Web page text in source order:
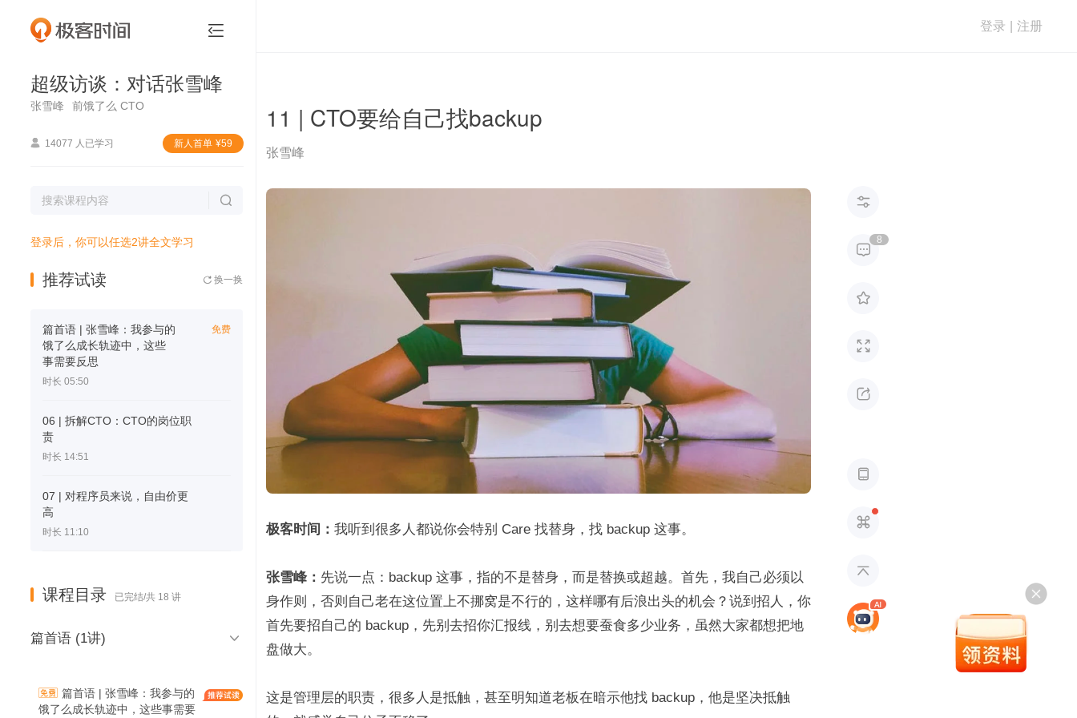

超级访谈：对话张雪峰
张雪峰 前饿了么 CTO
 14077 人已学习 新⼈⾸单 ¥59

登录后，你可以任选2讲全文学习
推荐试读  换一换
篇首语 | 张雪峰：我参与的
饿了么成长轨迹中，这些
事需要反思
时长 05:50
免费
06 | 拆解CTO：CTO的岗位职
责
时长 14:51
07 | 对程序员来说，自由价更
高
时长 11:10
课程目录 已完结/共 18 讲
篇首语 (1讲) 
篇首语 | 张雪峰：我参与的
饿了么成长轨迹中，这些事需要
 超级访谈：对话张雪峰 登录 注册
11 | CTO要给自己找backup
张雪峰
极客时间： 我听到很多人都说你会特别 Care 找替身，找 backup 这事。
张雪峰： 先说一点：backup 这事，指的不是替身，而是替换或超越。首先，我自己必须以
身作则，否则自己老在这位置上不挪窝是不行的，这样哪有后浪出头的机会？说到招人，你
首先要招自己的 backup，先别去招你汇报线，别去想要蚕食多少业务，虽然大家都想把地
盘做大。
这是管理层的职责，很多人是抵触，甚至明知道老板在暗示他找 backup，他是坚决抵触


8





